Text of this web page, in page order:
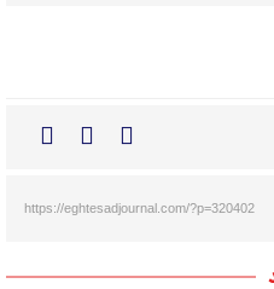
https://eghtesadjournal.com/?p=320402